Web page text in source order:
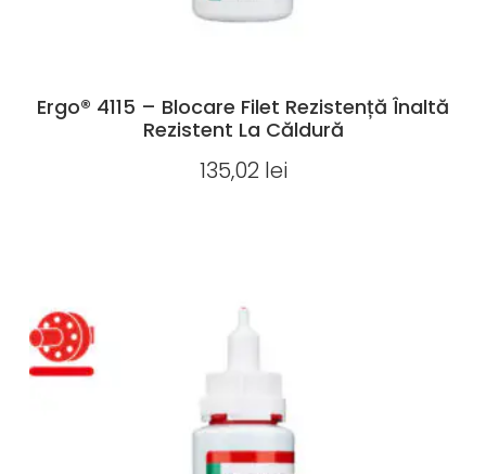
Ergo® 4115 – Blocare Filet Rezistență Înaltă
Rezistent La Căldură
135,02 lei